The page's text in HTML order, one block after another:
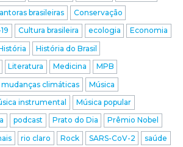
brasileiras
Conservação
Cultura brasileira ecologia
Economia
História do Brasil
Literatura Medicina
MPB
mudanças climáticas
Música
instrumental
Música popular
podcast Prato do Dia
Prêmio Nobel
rio claro Rock SARS-CoV-2
saúde